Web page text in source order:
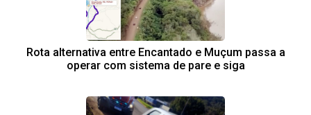
Rota alternativa entre Encantado e Muçum passa a
operar com sistema de pare e siga